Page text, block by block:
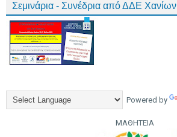
Σεμινάρια - Συνέδρια από ΔΔΕ Χανίων
Powered by
ΜΑΘΗΤΕΙΑ